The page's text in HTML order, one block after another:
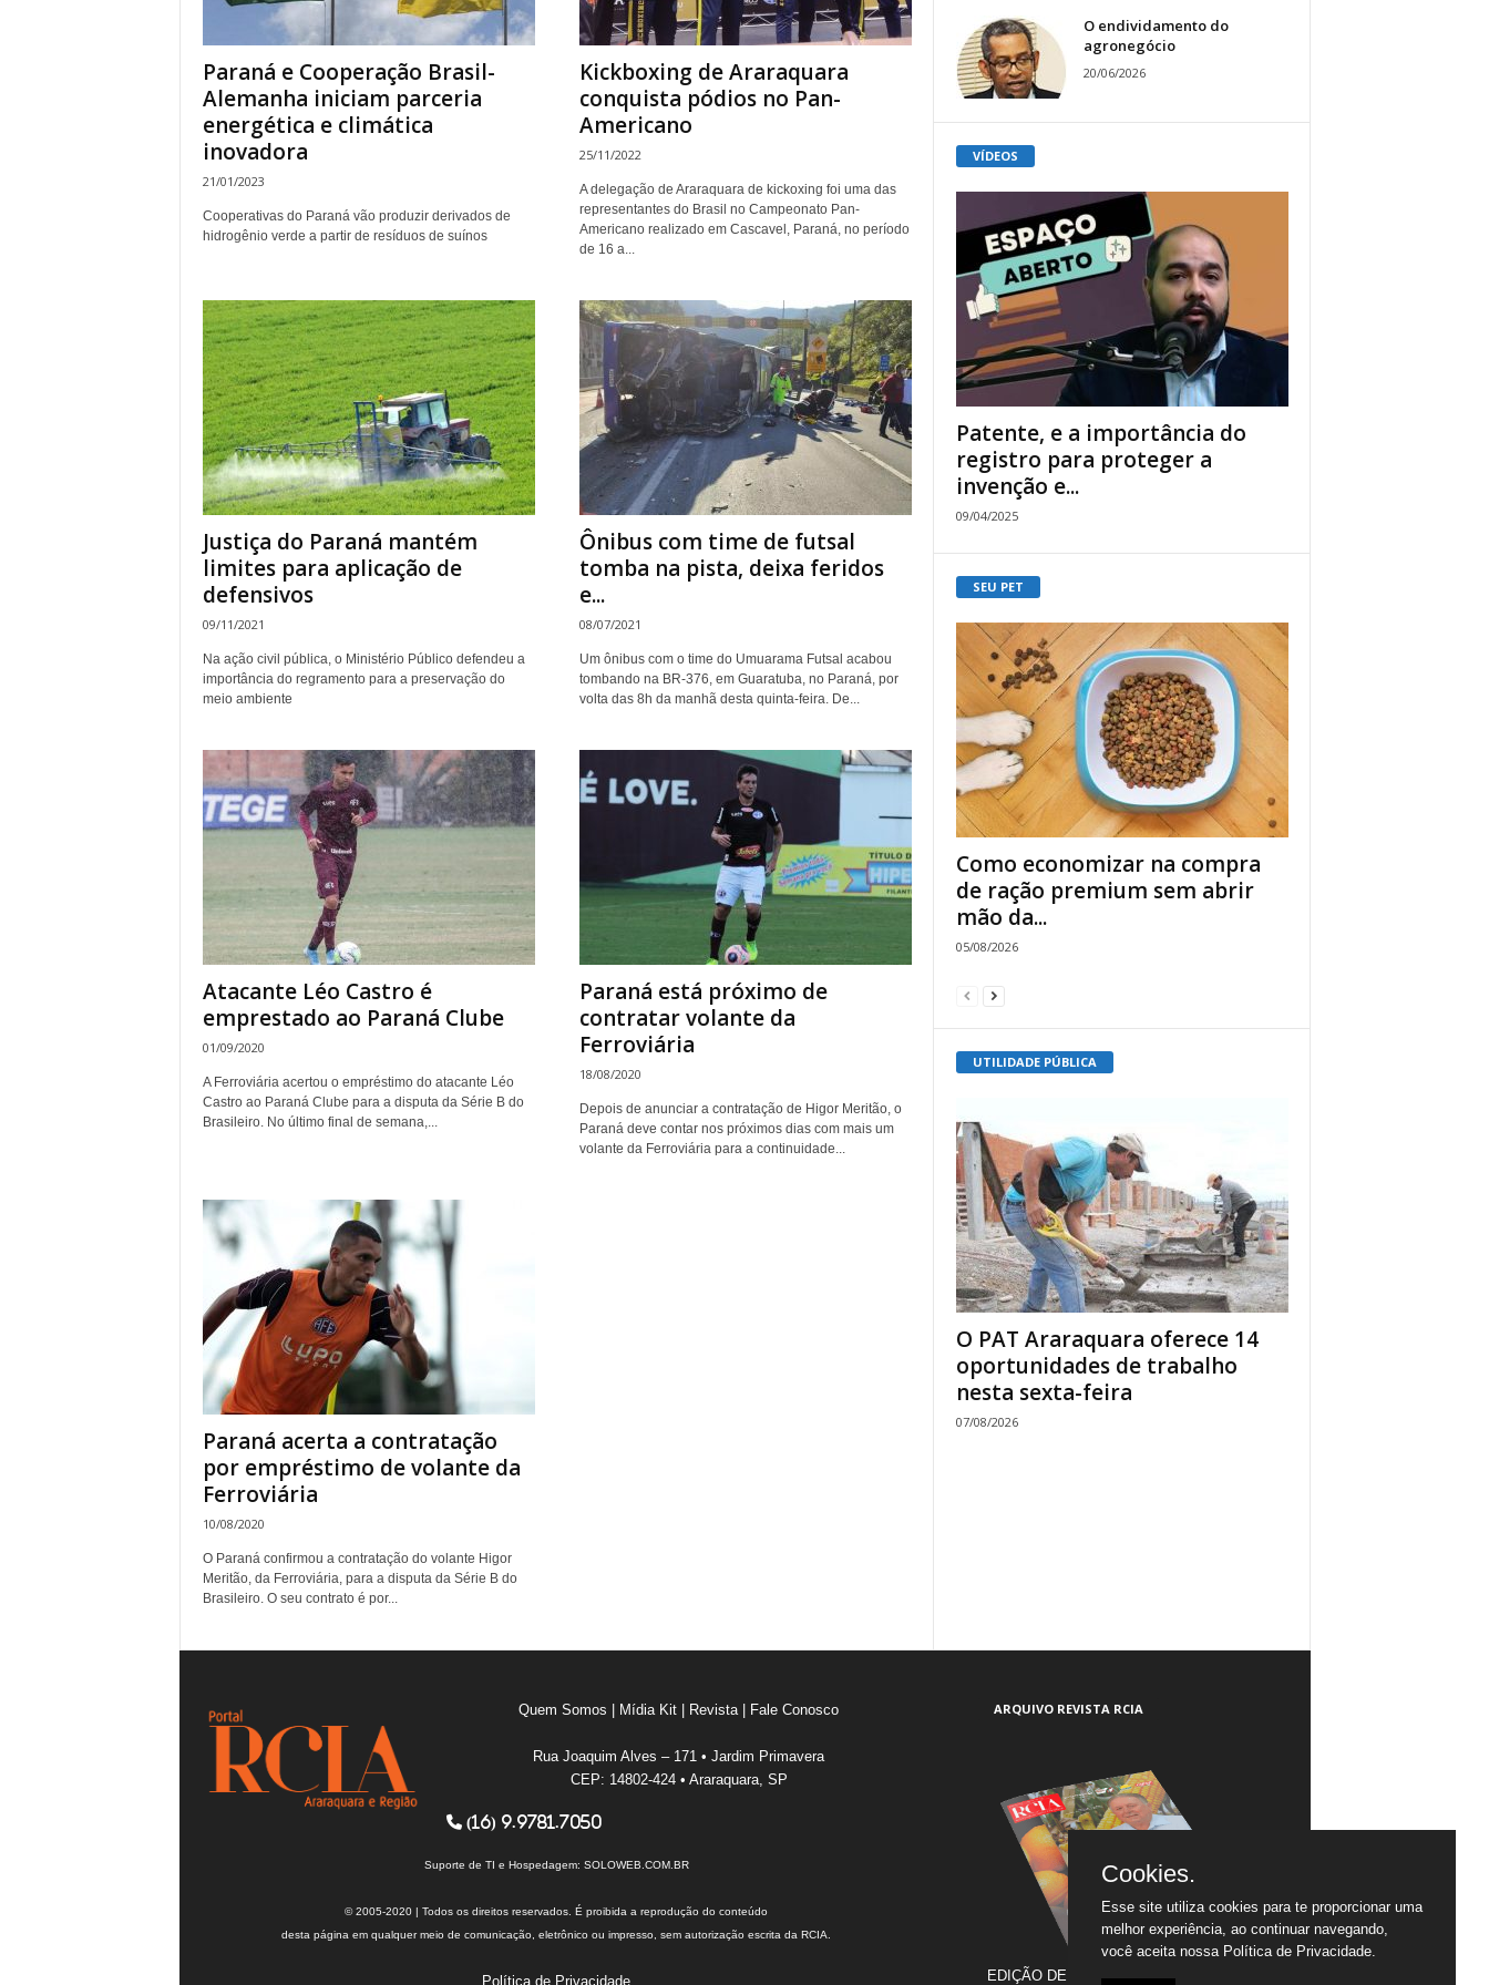
Paraná e Cooperação Brasil-
Alemanha iniciam parceria
energética e climática
inovadora
21/01/2023
Cooperativas do Paraná vão produzir derivados de
hidrogênio verde a partir de resíduos de suínos
Kickboxing de Araraquara
conquista pódios no Pan-
Americano
25/11/2022
A delegação de Araraquara de kickoxing foi uma das
representantes do Brasil no Campeonato Pan-
Americano realizado em Cascavel, Paraná, no período
de 16 a...
Justiça do Paraná mantém
limites para aplicação de
defensivos
09/11/2021
Na ação civil pública, o Ministério Público defendeu a
importância do regramento para a preservação do
meio ambiente
Ônibus com time de futsal
tomba na pista, deixa feridos
e...
08/07/2021
Um ônibus com o time do Umuarama Futsal acabou
tombando na BR-376, em Guaratuba, no Paraná, por
volta das 8h da manhã desta quinta-feira. De...
Atacante Léo Castro é
emprestado ao Paraná Clube
01/09/2020
A Ferroviária acertou o empréstimo do atacante Léo
Castro ao Paraná Clube para a disputa da Série B do
Brasileiro. No último final de semana,...
Paraná está próximo de
contratar volante da
Ferroviária
18/08/2020
Depois de anunciar a contratação de Higor Meritão, o
Paraná deve contar nos próximos dias com mais um
volante da Ferroviária para a continuidade...
Paraná acerta a contratação
por empréstimo de volante da
Ferroviária
10/08/2020
O Paraná confirmou a contratação do volante Higor
Meritão, da Ferroviária, para a disputa da Série B do
Brasileiro. O seu contrato é por...
O endividamento do
agronegócio
20/06/2026
VÍDEOS
Patente, e a importância do
registro para proteger a
invenção e...
09/04/2025
SEU PET
Como economizar na compra
de ração premium sem abrir
mão da...
05/08/2026
UTILIDADE PÚBLICA
O PAT Araraquara oferece 14
oportunidades de trabalho
nesta sexta-feira
07/08/2026
Quem Somos Mídia Kit Revista| Fale Conosco
Rua Joaquim Alves – 171 • Jardim Primavera
CEP: 14802-424 • Araraquara, SP
(16) 9.9781.7050
Suporte de TI e Hospedagem: SOLOWEB.COM.BR
© 2005-2020 | Todos os direitos reservados. É proibida a reprodução do conteúdo
desta página em qualquer meio de comunicação, eletrônico ou impresso, sem autorização escrita da RCIA.
Política de Privacidade
ARQUIVO REVISTA RCIA
EDIÇÃO DE JULHO/2005 A JULHO/2020
Cookies.
Esse site utiliza cookies para te proporcionar uma
melhor experiência, ao continuar navegando,
você aceita nossa Política de Privacidade.